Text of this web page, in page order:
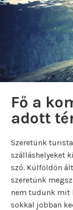
Fő a
adott
Szeretünk
szálláshelyeket
szó. Külföldön
szeretünk
nem tudunk mit
sokkal jobban